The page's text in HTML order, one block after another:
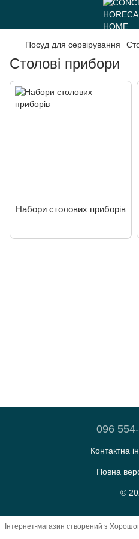
Посуд для сервірування
Столові прибори
Набори столових приборів
096
Контактна
Повна
©
Інтернет-магазин створений з